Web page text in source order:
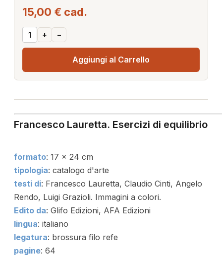
15,00 € cad.
+ –
Aggiungi al Carrello
Francesco Lauretta. Esercizi di equilibrio
formato: 17 x 24 cm
tipologia: catalogo d'arte
testi di: Francesco Lauretta, Claudio Cinti, Angelo
Rendo, Luigi Grazioli. Immagini a colori.
Edito da: Glifo Edizioni, AFA Edizioni
lingua: italiano
legatura: brossura filo refe
pagine: 64